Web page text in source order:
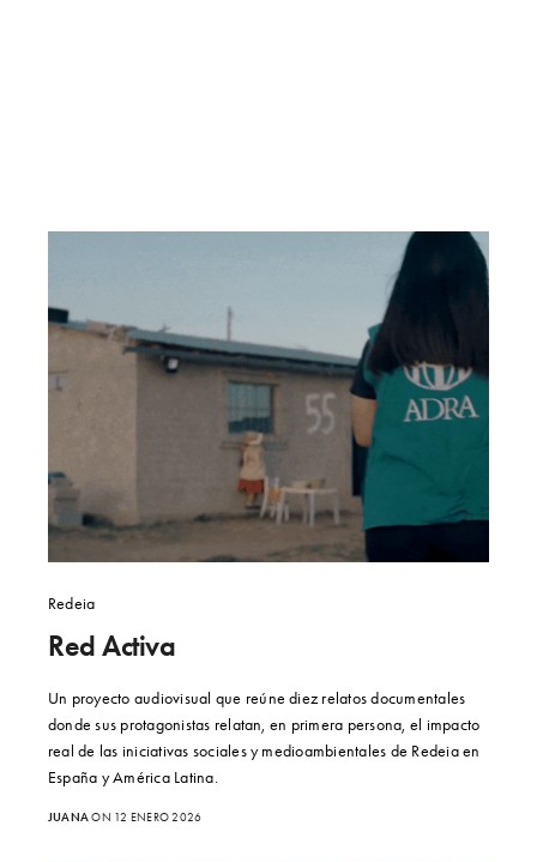
Redeia
Red Activa
Un proyecto audiovisual que reúne diez relatos documentales
donde sus protagonistas relatan, en primera persona, el impacto
real de las iniciativas sociales y medioambientales de Redeia en
España y América Latina.
JUANAON 12 ENERO 2026